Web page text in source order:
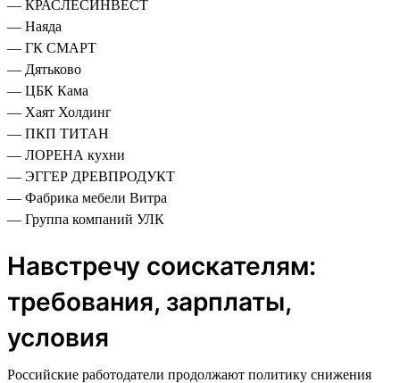
— КРАСЛЕСИНВЕСТ
— Наяда
— ГК СМАРТ
— Дятьково
— ЦБК Кама
— Хаят Холдинг
— ПКП ТИТАН
— ЛОРЕНА кухни
— ЭГГЕР ДРЕВПРОДУКТ
— Фабрика мебели Витра
— Группа компаний УЛК
Навстречу соискателям:
требования, зарплаты,
условия
Российские работодатели продолжают политику снижения